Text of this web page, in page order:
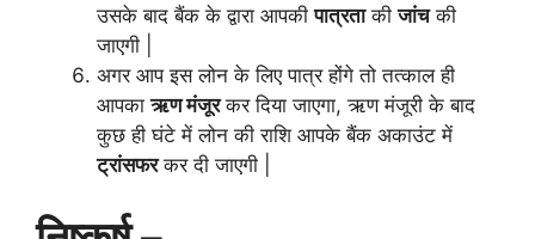
उसके बाद बैंक के द्वारा आपकीपात्रताकीजांचकी
जाएगी |
अगर आप इस लोन के लिए पात्र होंगे तो तत्काल ही
आपकाऋण मंजूरकर दिया जाएगा, ऋण मंजूरी के बाद
कुछ ही घंटे में लोन की राशि आपके बैंक अकाउंट में
ट्रांसफरकर दी जाएगी |